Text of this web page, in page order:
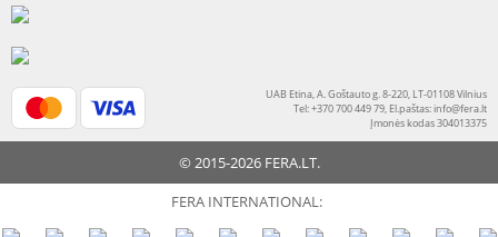
UAB Etina, A. Goštauto g. 8-220, LT-01108 Vilnius
Tel: +370 700 449 79, El.paštas:info@fera.lt
Įmonės kodas 304013375
© 2015-2026 FERA.LT.
FERA INTERNATIONAL: